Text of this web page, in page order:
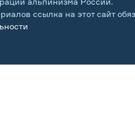
ссылка на этот сайт